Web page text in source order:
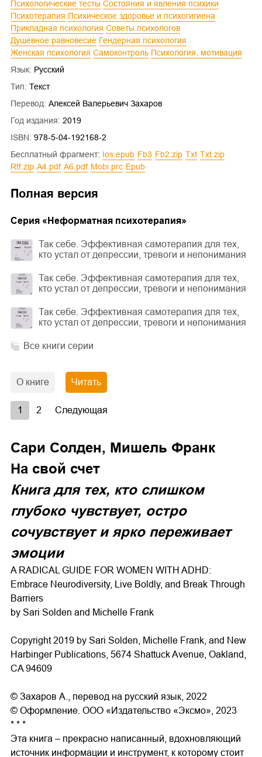
Психологические тесты
Состояния и явления психики
Психотерапия
Психическое здоровье и психогигиена
Прикладная психология
Советы психологов
Душевное равновесие
Гендерная психология
Женская психология
Самоконтроль
Психология, мотивация
Язык: Русский
Тип: Текст
Перевод: Алексей Валерьевич Захаров
Год издания: 2019
ISBN: 978-5-04-192168-2
Бесплатный фрагмент: ios.epub fb3 fb2.zip txt
txt.zip
rtf.zip
a4.pdf a6.pdf mobi.prc epub
Полная версия
Cерия « Неформатная психотерапия»
Так себе. Эффективная самотерапия для тех,
кто устал от депрессии, тревоги и непонимания
Так себе. Эффективная самотерапия для тех,
кто устал от депрессии, тревоги и непонимания
Так себе. Эффективная самотерапия для тех,
кто устал от депрессии, тревоги и непонимания
Все книги серии
О книге Читать
1 2 Следующая
Сари Солден, Мишель Франк
На свой счет
Книга для тех, кто слишком
глубоко чувствует, остро
сочувствует и ярко переживает
эмоции
A RADICAL GUIDE FOR WOMEN WITH ADHD:
Embrace Neurodiversity, Live Boldly, and Break Through
Barriers
by Sari Solden and Michelle Frank
Copyright 2019 by Sari Solden, Michelle Frank, and New
Harbinger Publications, 5674 Shattuck Avenue, Oakland,
CA 94609
© Захаров А., перевод на русский язык, 2022
© Оформление. ООО «Издательство «Эксмо», 2023
* * *
Эта книга – прекрасно написанный, вдохновляющий
источник информации и инструмент, к которому стоит